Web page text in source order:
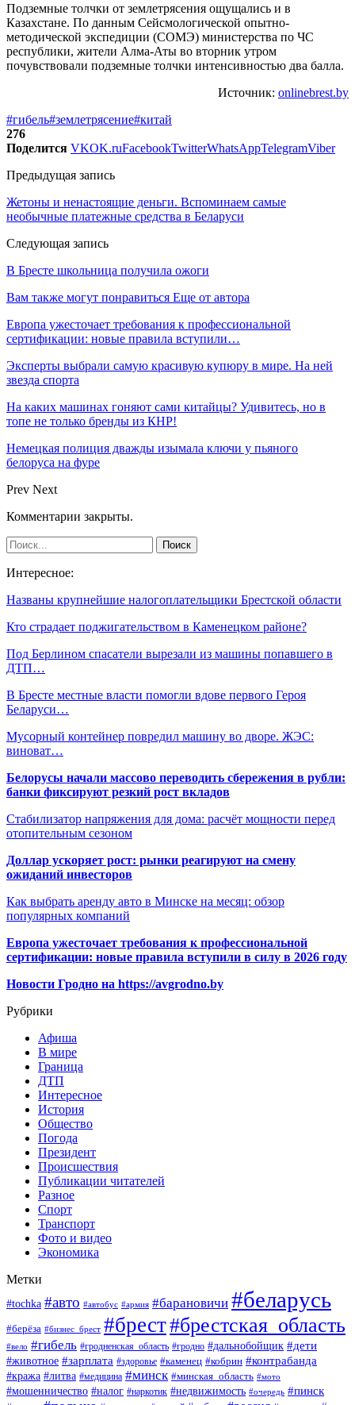
Подземные толчки от землетрясения ощущались и в
Казахстане. По данным Сейсмологической опытно-
методической экспедиции (СОМЭ) министерства по ЧС
республики, жители Алма-Аты во вторник утром
почувствовали подземные толчки интенсивностью два балла.
Источник: onlinebrest.by
#гибель#землетрясение#китай
276
Поделится VKOK.ruFacebookTwitterWhatsAppTelegramViber
Предыдущая запись
Жетоны и ненастоящие деньги. Вспоминаем самые
необычные платежные средства в Беларуси
Следующая запись
В Бресте школьница получила ожоги
Вам также могут понравиться Еще от автора
Европа ужесточает требования к профессиональной
сертификации: новые правила вступили…
Эксперты выбрали самую красивую купюру в мире. На ней
звезда спорта
На каких машинах гоняют сами китайцы? Удивитесь, но в
топе не только бренды из КНР!
Немецкая полиция дважды изымала ключи у пьяного
белоруса на фуре
Prev Next
Комментарии закрыты.
Интересное:
Названы крупнейшие налогоплательщики Брестской области
Кто страдает поджигательством в Каменецком районе?
Под Берлином спасатели вырезали из машины попавшего в
ДТП…
В Бресте местные власти помогли вдове первого Героя
Беларуси…
Мусорный контейнер повредил машину во дворе. ЖЭС:
виноват…
Белорусы начали массово переводить сбережения в рубли:
банки фиксируют резкий рост вкладов
Стабилизатор напряжения для дома: расчёт мощности перед
отопительным сезоном
Доллар ускоряет рост: рынки реагируют на смену
ожиданий инвесторов
Как выбрать аренду авто в Минске на месяц: обзор
популярных компаний
Европа ужесточает требования к профессиональной
сертификации: новые правила вступили в силу в 2026 году
Новости Гродно на https://avgrodno.by
Рубрики
Афиша
В мире
Граница
ДТП
Интересное
История
Общество
Погода
Президент
Происшествия
Публикации читателей
Разное
Спорт
Транспорт
Фото и видео
Экономика
Метки
#tochka #авто #автобус #армия #барановичи #беларусь
#берёза #бизнес_брест #брест#брестская_область
#вело #гибель #гродненская_область #гродно #дальнобойщик #дети
#животное #зарплата #здоровье #каменец #кобрин #контрабанда
#кража #литва #медицина #минск #минская_область #мото
#мошенничество #налог #наркотик #недвижимость #очередь #пинск